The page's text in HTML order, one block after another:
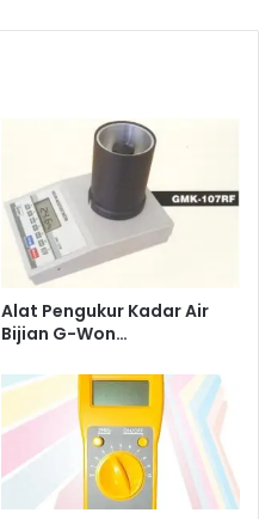
Alat Pengukur Kadar Air
Bijian G-Won…